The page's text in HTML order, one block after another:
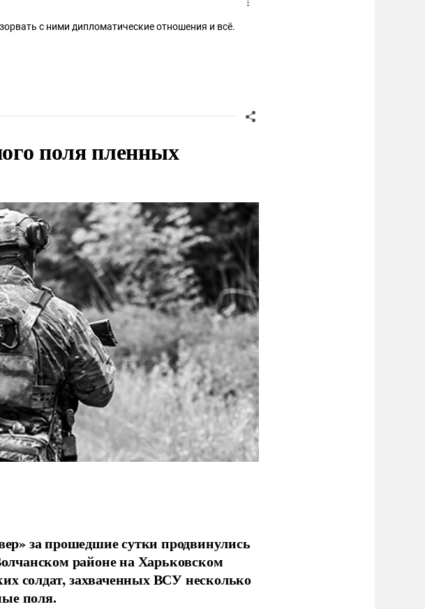
с ними дипломатические отношения и всё.
поля пленных
за прошедшие сутки продвинулись
районе на Харьковском
солдат, захваченных ВСУ несколько
поля.